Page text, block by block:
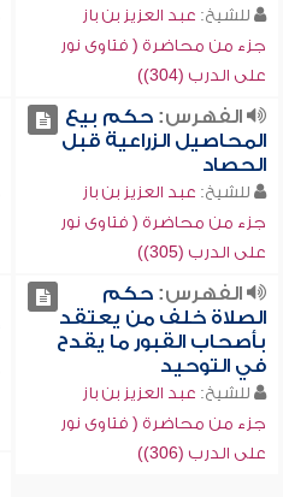
للشيخ: عبد العزيز بن باز
جزء من محاضرة ( فتاوى نور
على الدرب (304))
الفهرس:حكم بيع
المحاصيل الزراعية قبل
الحصاد
للشيخ: عبد العزيز بن باز
جزء من محاضرة ( فتاوى نور
على الدرب (305))
الفهرس:حكم
الصلاة خلف من يعتقد
بأصحاب القبور ما يقدح
في التوحيد
للشيخ: عبد العزيز بن باز
جزء من محاضرة ( فتاوى نور
على الدرب (306))